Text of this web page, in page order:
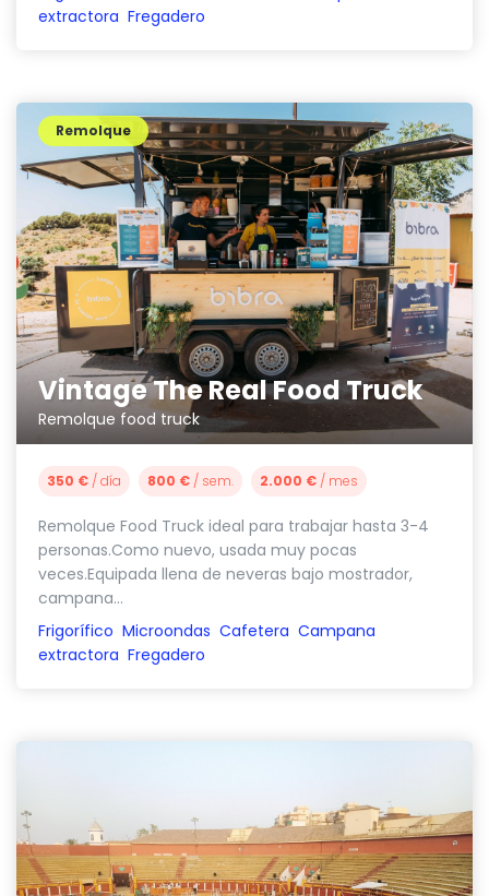
extractora Fregadero
Vintage The Real Food Truck
Remolque food truck
Remolque
350 € / día 800 € / sem. 2.000 € / mes
Remolque Food Truck ideal para trabajar hasta 3-4
personas.Como nuevo, usada muy pocas
veces.Equipada llena de neveras bajo mostrador,
campana...
Frigorífico Microondas Cafetera Campana
extractora Fregadero